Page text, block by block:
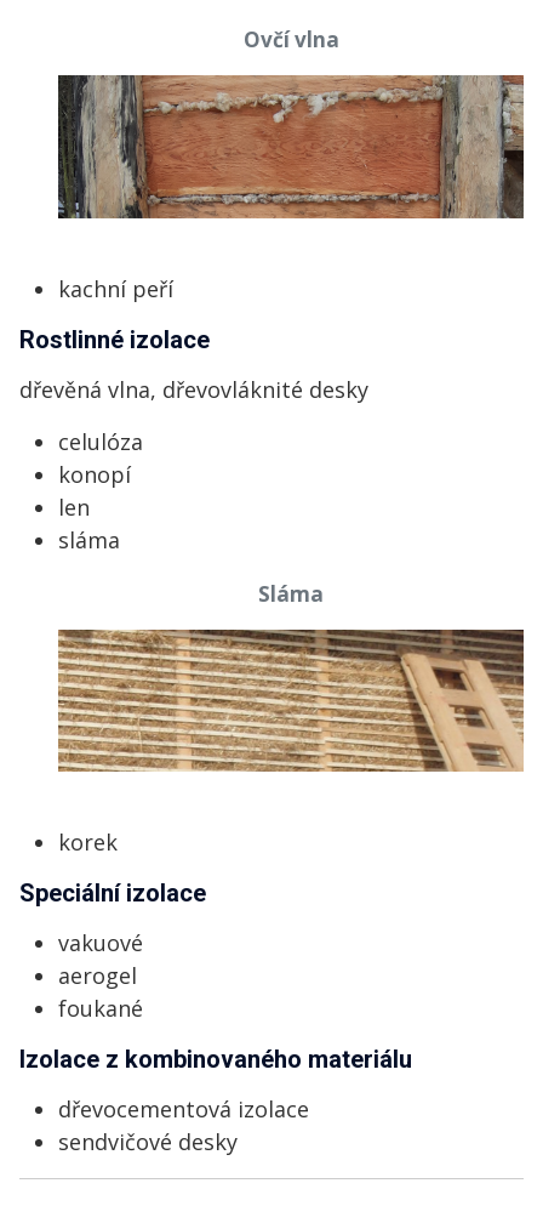
Ovčí vlna
kachní peří
Rostlinné izolace
dřevěná vlna, dřevovláknité desky
celulóza
konopí
len
sláma
Sláma
korek
Speciální izolace
vakuové
aerogel
foukané
Izolace z kombinovaného materiálu
dřevocementová izolace
sendvičové desky